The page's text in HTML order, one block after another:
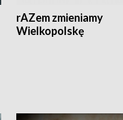
rAZem zmieniamy
Wielkopolskę